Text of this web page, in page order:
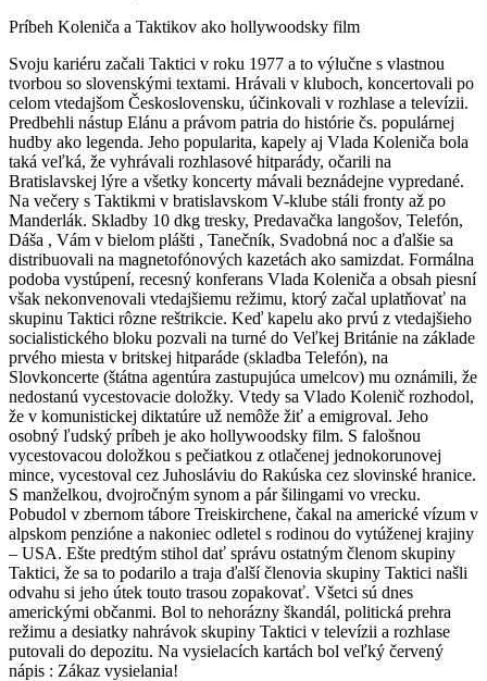
Príbeh Koleniča a Taktikov ako hollywoodsky film
Svoju kariéru začali Taktici v roku 1977 a to výlučne s vlastnou
tvorbou so slovenskými textami. Hrávali v kluboch, koncertovali po
celom vtedajšom Československu, účinkovali v rozhlase a televízii.
Predbehli nástup Elánu a právom patria do histórie čs. populárnej
hudby ako legenda. Jeho popularita, kapely aj Vlada Koleniča bola
taká veľká, že vyhrávali rozhlasové hitparády, očarili na
Bratislavskej lýre a všetky koncerty mávali beznádejne vypredané.
Na večery s Taktikmi v bratislavskom V-klube stáli fronty až po
Manderlák. Skladby 10 dkg tresky, Predavačka langošov, Telefón,
Dáša , Vám v bielom plášti , Tanečník, Svadobná noc a ďalšie sa
distribuovali na magnetofónových kazetách ako samizdat. Formálna
podoba vystúpení, recesný konferans Vlada Koleniča a obsah piesní
však nekonvenovali vtedajšiemu režimu, ktorý začal uplatňovať na
skupinu Taktici rôzne reštrikcie. Keď kapelu ako prvú z vtedajšieho
socialistického bloku pozvali na turné do Veľkej Británie na základe
prvého miesta v britskej hitparáde (skladba Telefón), na
Slovkoncerte (štátna agentúra zastupujúca umelcov) mu oznámili, že
nedostanú vycestovacie doložky. Vtedy sa Vlado Kolenič rozhodol,
že v komunistickej diktatúre už nemôže žiť a emigroval. Jeho
osobný ľudský príbeh je ako hollywoodsky film. S falošnou
vycestovacou doložkou s pečiatkou z otlačenej jednokorunovej
mince, vycestoval cez Juhosláviu do Rakúska cez slovinské hranice.
S manželkou, dvojročným synom a pár šilingami vo vrecku.
Pobudol v zbernom tábore Treiskirchene, čakal na americké vízum v
alpskom penzióne a nakoniec odletel s rodinou do vytúženej krajiny
– USA. Ešte predtým stihol dať správu ostatným členom skupiny
Taktici, že sa to podarilo a traja ďalší členovia skupiny Taktici našli
odvahu si jeho útek touto trasou zopakovať. Všetci sú dnes
americkými občanmi. Bol to nehorázny škandál, politická prehra
režimu a desiatky nahrávok skupiny Taktici v televízii a rozhlase
putovali do depozitu. Na vysielacích kartách bol veľký červený
nápis : Zákaz vysielania!